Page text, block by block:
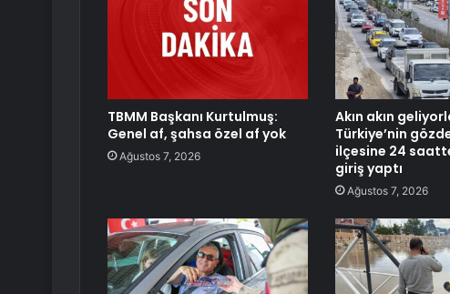
TBMM Başkanı Kurtulmuş:
Genel af, şahsa özel af yok
Ağustos 7, 2026
Akın akın
Türkiye’nin
ilçesine 24
giriş yaptı
Ağustos 7, 2026